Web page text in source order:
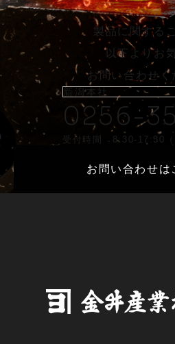
製品に関する
以下よりお
お問い合わせく
新潟本社
0256-
受付時間 8:30-17:30（
お問い合わせは